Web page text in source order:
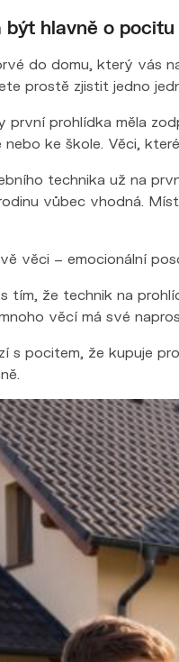
být hlavně o pocitu
do domu, který vás
prostě zjistit jedno
první prohlídka měla
ke škole. Věci,
technika už na
vůbec vhodná.
věci – emocionální
tím, že technik na
věcí má své
s pocitem, že kupuje